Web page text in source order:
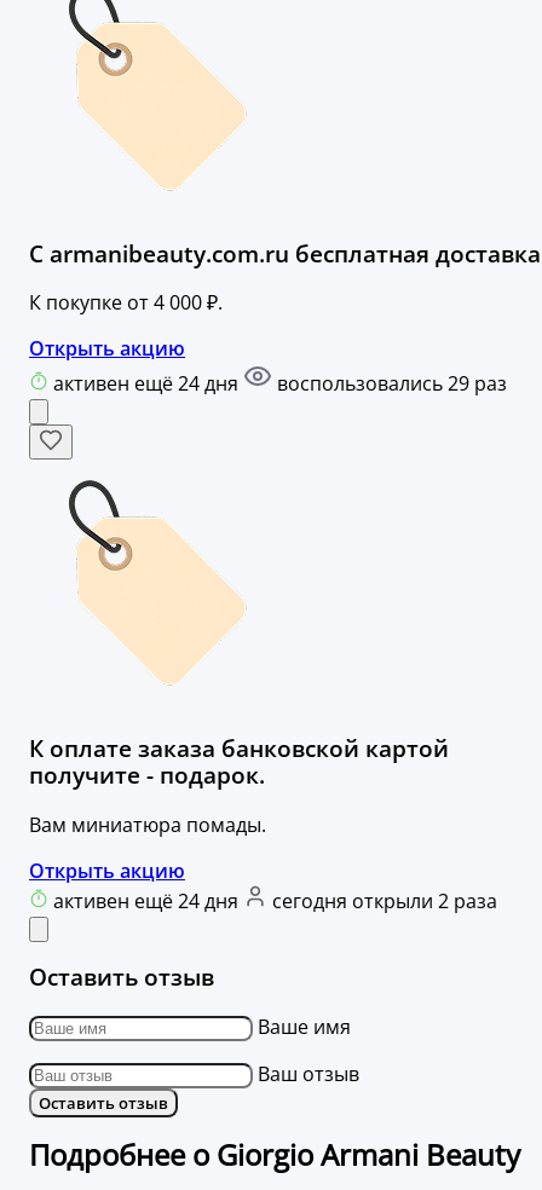
С armanibeauty.com.ru бесплатная
К покупке от 4 000 ₽.
Открыть акцию
активен ещё 24 дня
воспользовались 29 раз
К оплате заказа банковской картой
получите - подарок.
Вам миниатюра помады.
Открыть акцию
активен ещё 24 дня
сегодня открыли 2 раза
Оставить отзыв
Ваше имя
Ваш отзыв
Оставить отзыв
Подробнее о Giorgio Armani Beauty